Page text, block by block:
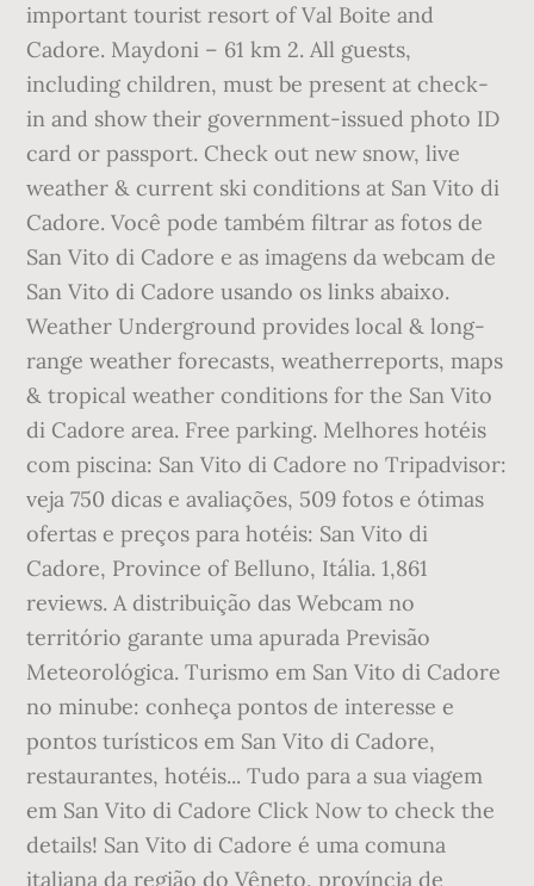
important tourist resort of Val Boite and
Cadore. Maydoni – 61 km 2. All guests,
including children, must be present at check-
in and show their government-issued photo ID
card or passport. Check out new snow, live
weather & current ski conditions at San Vito di
Cadore. Você pode também filtrar as fotos de
San Vito di Cadore e as imagens da webcam de
San Vito di Cadore usando os links abaixo.
Weather Underground provides local & long-
range weather forecasts, weatherreports, maps
& tropical weather conditions for the San Vito
di Cadore area. Free parking. Melhores hotéis
com piscina: San Vito di Cadore no Tripadvisor:
veja 750 dicas e avaliações, 509 fotos e ótimas
ofertas e preços para hotéis: San Vito di
Cadore, Province of Belluno, Itália. 1,861
reviews. A distribuição das Webcam no
território garante uma apurada Previsão
Meteorológica. Turismo em San Vito di Cadore
no minube: conheça pontos de interesse e
pontos turísticos em San Vito di Cadore,
restaurantes, hotéis... Tudo para a sua viagem
em San Vito di Cadore Click Now to check the
details! San Vito di Cadore é uma comuna
italiana da região do Vêneto, província de